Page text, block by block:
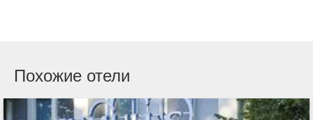
Похожие отели